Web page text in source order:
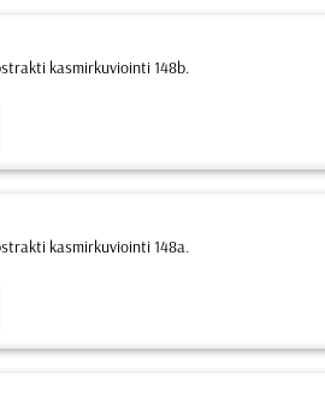
kasmirkuviointi 148b.
kasmirkuviointi 148a.